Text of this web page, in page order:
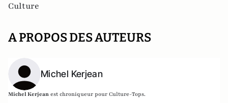
Culture
A PROPOS DES AUTEURS
Michel Kerjean
Michel Kerjean est chroniqueur pour Culture-Tops.